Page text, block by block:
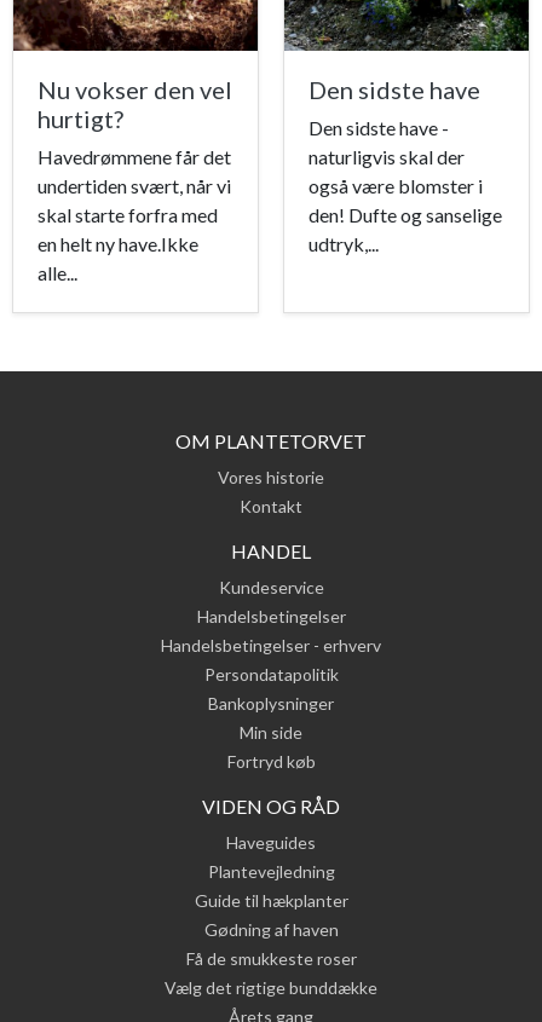
Nu vokser den vel
hurtigt?
Havedrømmene får det
undertiden svært, når vi
skal starte forfra med
en helt ny have.Ikke
alle...
Den sidste have
Den sidste have -
naturligvis skal der
også være blomster i
den! Dufte og sanselige
udtryk,...
OM PLANTETORVET
Vores historie
Kontakt
HANDEL
Kundeservice
Handelsbetingelser
Handelsbetingelser - erhverv
Persondatapolitik
Bankoplysninger
Min side
Fortryd køb
VIDEN OG RÅD
Haveguides
Plantevejledning
Guide til hækplanter
Gødning af haven
Få de smukkeste roser
Vælg det rigtige bunddække
Årets gang